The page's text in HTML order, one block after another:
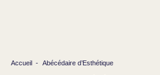
Accueil - Abécédaire d’Esthétique